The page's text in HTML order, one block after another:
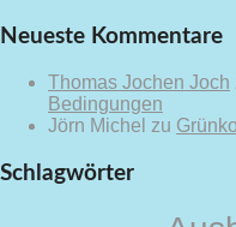
Neueste Kommentare
Thomas Jochen Joch
Bedingungen
Jörn Michel zu
Schlagwörter